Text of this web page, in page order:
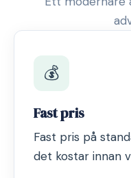
💰
Fast pris
Fast pris på
det kostar innan